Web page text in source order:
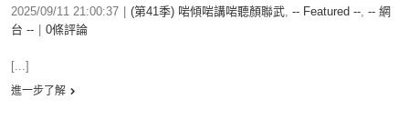
2025/09/11 21:00:37 (第41季) 啱傾啱講啱聽顏聯武, -- Featured --, -- 網
台 --
0條評論
[...]
進一步了解